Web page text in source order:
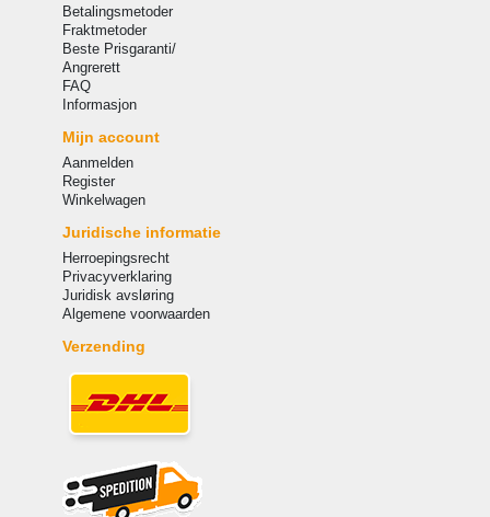
Betalingsmetoder
Fraktmetoder
Beste Prisgaranti/
Angrerett
FAQ
Informasjon
Mijn account
Aanmelden
Register
Winkelwagen
Juridische informatie
Herroepingsrecht
Privacyverklaring
Juridisk avsløring
Algemene voorwaarden
Verzending